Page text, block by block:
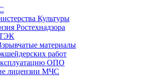
Культуры
Ростехнадзора
материалы
работ
ОПО
лицензии МЧС